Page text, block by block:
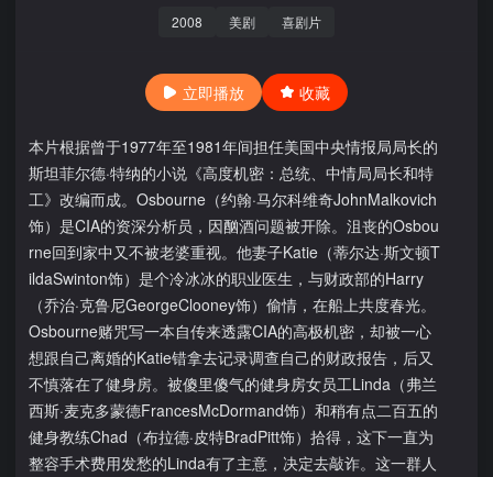
2008 美剧 喜剧片
立即播放 收藏
本片根据曾于1977年至1981年间担任美国中央情报局局长的
斯坦菲尔德·特纳的小说《高度机密：总统、中情局局长和特
工》改编而成。Osbourne（约翰·马尔科维奇JohnMalkovich
饰）是CIA的资深分析员，因酗酒问题被开除。沮丧的Osbou
rne回到家中又不被老婆重视。他妻子Katie（蒂尔达·斯文顿T
ildaSwinton饰）是个冷冰冰的职业医生，与财政部的Harry
（乔治·克鲁尼GeorgeClooney饰）偷情，在船上共度春光。
Osbourne赌咒写一本自传来透露CIA的高极机密，却被一心
想跟自己离婚的Katie错拿去记录调查自己的财政报告，后又
不慎落在了健身房。被傻里傻气的健身房女员工Linda（弗兰
西斯·麦克多蒙德FrancesMcDormand饰）和稍有点二百五的
健身教练Chad（布拉德·皮特BradPitt饰）拾得，这下一直为
整容手术费用发愁的Linda有了主意，决定去敲诈。这一群人